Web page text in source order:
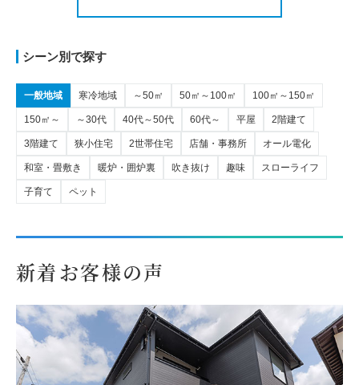
シーン別で探す
一般地域 寒冷地域 ～50㎡ 50㎡～100㎡ 100㎡～150㎡
150㎡～ ～30代 40代～50代 60代～ 平屋 2階建て
3階建て 狭小住宅 2世帯住宅 店舗・事務所 オール電化
和室・畳敷き 暖炉・囲炉裏 吹き抜け 趣味 スローライフ
子育て ペット
新着お客様の声